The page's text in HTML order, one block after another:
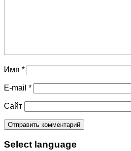
Имя *
E-mail *
Сайт
Select language